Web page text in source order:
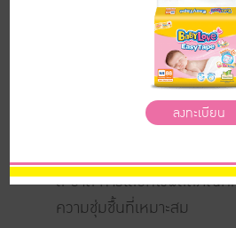
ผื่นผิวหนังอักเสบจากภูมิ
เรื้อรัง จะเป็นๆหายๆ ลักษณะ
เล็กๆขึ้นเป็นกลุ่ม อาจมีน้ำเ
แห้งมากกว่าคนทั่วไป ตำแห
อาจเกิดจากการแพ้อาหารได้
หายขาดได้ การดูแลที่สำคัญ
สะอาด การเลือกใช้ผลิตภัณฑ์
ความชุ่มชื้นที่เหมาะสม